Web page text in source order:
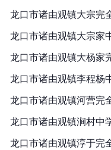
龙口市诸由观镇大宗完
龙口市诸由观镇大宗家
龙口市诸由观镇大杨家
龙口市诸由观镇李程杨
龙口市诸由观镇河营完
龙口市诸由观镇涧村中
龙口市诸由观镇淳于完